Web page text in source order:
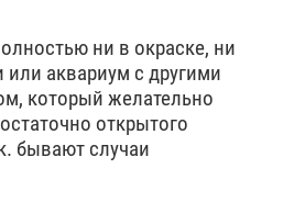
ни в окраске, ни
аквариум с другими
который желательно
открытого
бывают случаи